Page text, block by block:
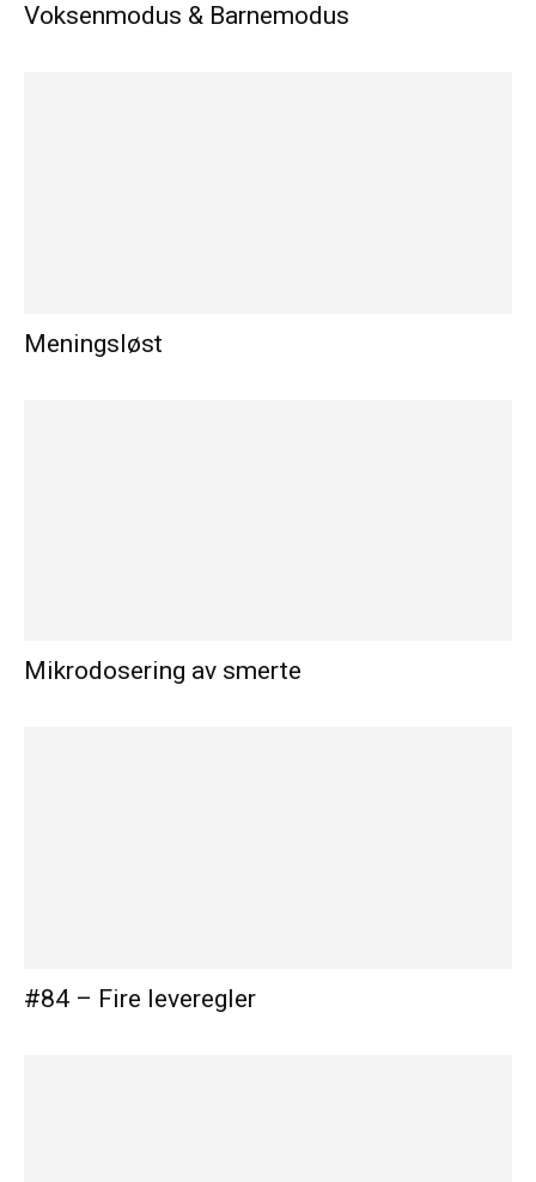
Voksenmodus & Barnemodus
Meningsløst
Mikrodosering av smerte
#84 – Fire leveregler